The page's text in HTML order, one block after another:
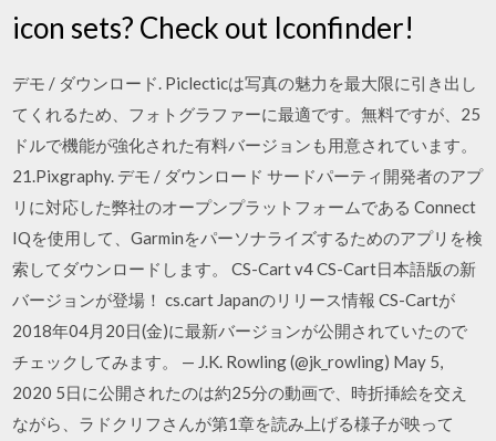
icon sets? Check out Iconfinder!
デモ / ダウンロード. Piclecticは写真の魅力を最大限に引き出し
てくれるため、フォトグラファーに最適です。無料ですが、25
ドルで機能が強化された有料バージョンも用意されています。
21.Pixgraphy. デモ / ダウンロード サードパーティ開発者のアプ
リに対応した弊社のオープンプラットフォームである Connect
IQを使用して、Garminをパーソナライズするためのアプリを検
索してダウンロードします。 CS-Cart v4 CS-Cart日本語版の新
バージョンが登場！ cs.cart Japanのリリース情報 CS-Cartが
2018年04月20日(金)に最新バージョンが公開されていたので
チェックしてみます。 — J.K. Rowling (@jk_rowling) May 5,
2020 5日に公開されたのは約25分の動画で、時折挿絵を交え
ながら、ラドクリフさんが第1章を読み上げる様子が映って